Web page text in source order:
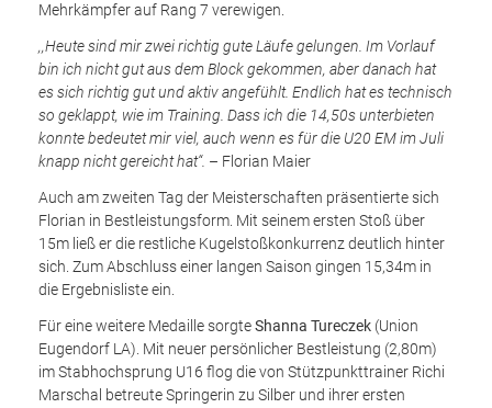
Mehrkämpfer auf Rang 7 verewigen.
,,Heute sind mir zwei richtig gute Läufe gelungen. Im Vorlauf
bin ich nicht gut aus dem Block gekommen, aber danach hat
es sich richtig gut und aktiv angefühlt. Endlich hat es technisch
so geklappt, wie im Training. Dass ich die 14,50s unterbieten
konnte bedeutet mir viel, auch wenn es für die U20 EM im Juli
knapp nicht gereicht hat“. – Florian Maier
Auch am zweiten Tag der Meisterschaften präsentierte sich
Florian in Bestleistungsform. Mit seinem ersten Stoß über
15m ließ er die restliche Kugelstoßkonkurrenz deutlich hinter
sich. Zum Abschluss einer langen Saison gingen 15,34m in
die Ergebnisliste ein.
Für eine weitere Medaille sorgteShanna Tureczek (Union
Eugendorf LA). Mit neuer persönlicher Bestleistung (2,80m)
im Stabhochsprung U16 flog die von Stützpunkttrainer Richi
Marschal betreute Springerin zu Silber und ihrer ersten